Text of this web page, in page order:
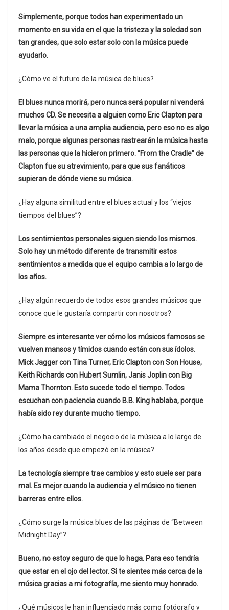
Simplemente, porque todos han experimentado un
momento en su vida en el que la tristeza y la soledad son
tan grandes, que solo estar solo con la música puede
ayudarlo.
¿Cómo ve el futuro de la música de blues?
El blues nunca morirá, pero nunca será popular ni venderá
muchos CD. Se necesita a alguien como Eric Clapton para
llevar la música a una amplia audiencia, pero eso no es algo
malo, porque algunas personas rastrearán la música hasta
las personas que la hicieron primero. “From the Cradle” de
Clapton fue su atrevimiento, para que sus fanáticos
supieran de dónde viene su música.
¿Hay alguna similitud entre el blues actual y los “viejos
tiempos del blues”?
Los sentimientos personales siguen siendo los mismos.
Solo hay un método diferente de transmitir estos
sentimientos a medida que el equipo cambia a lo largo de
los años.
¿Hay algún recuerdo de todos esos grandes músicos que
conoce que le gustaría compartir con nosotros?
Siempre es interesante ver cómo los músicos famosos se
vuelven mansos y tímidos cuando están con sus ídolos.
Mick Jagger con Tina Turner, Eric Clapton con Son House,
Keith Richards con Hubert Sumlin, Janis Joplin con Big
Mama Thornton. Esto sucede todo el tiempo. Todos
escuchan con paciencia cuando B.B. King hablaba, porque
había sido rey durante mucho tiempo.
¿Cómo ha cambiado el negocio de la música a lo largo de
los años desde que empezó en la música?
La tecnología siempre trae cambios y esto suele ser para
mal. Es mejor cuando la audiencia y el músico no tienen
barreras entre ellos.
¿Cómo surge la música blues de las páginas de “Between
Midnight Day”?
Bueno, no estoy seguro de que lo haga. Para eso tendría
que estar en el ojo del lector. Si te sientes más cerca de la
música gracias a mi fotografía, me siento muy honrado.
¿Qué músicos le han influenciado más como fotógrafo y